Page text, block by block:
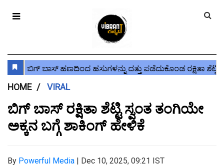
HOME VIRAL
ಬಿಗ್ ಬಾಸ್ ರಕ್ಷಿತಾ ಶೆಟ್ಟಿ ಸ್ವಂತ ತಂಗಿಯೇ
ಅಕ್ಕನ ಬಗ್ಗೆ ಶಾಕಿಂಗ್ ಹೇಳಿಕೆ
By Powerful Media | Dec 10, 2025, 09:21 IST